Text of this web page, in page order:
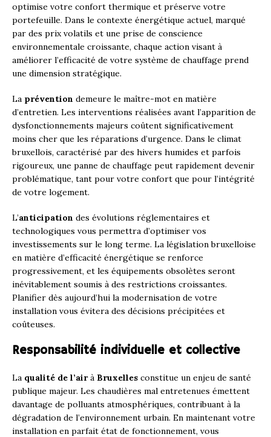
optimise votre confort thermique et préserve votre
portefeuille. Dans le contexte énergétique actuel, marqué
par des prix volatils et une prise de conscience
environnementale croissante, chaque action visant à
améliorer l’efficacité de votre système de chauffage prend
une dimension stratégique.
La prévention demeure le maître-mot en matière
d’entretien. Les interventions réalisées avant l’apparition de
dysfonctionnements majeurs coûtent significativement
moins cher que les réparations d’urgence. Dans le climat
bruxellois, caractérisé par des hivers humides et parfois
rigoureux, une panne de chauffage peut rapidement devenir
problématique, tant pour votre confort que pour l’intégrité
de votre logement.
L’anticipation des évolutions réglementaires et
technologiques vous permettra d’optimiser vos
investissements sur le long terme. La législation bruxelloise
en matière d’efficacité énergétique se renforce
progressivement, et les équipements obsolètes seront
inévitablement soumis à des restrictions croissantes.
Planifier dès aujourd’hui la modernisation de votre
installation vous évitera des décisions précipitées et
coûteuses.
Responsabilité individuelle et collective
La qualité de l’airà Bruxelles constitue un enjeu de santé
publique majeur. Les chaudières mal entretenues émettent
davantage de polluants atmosphériques, contribuant à la
dégradation de l’environnement urbain. En maintenant votre
installation en parfait état de fonctionnement, vous